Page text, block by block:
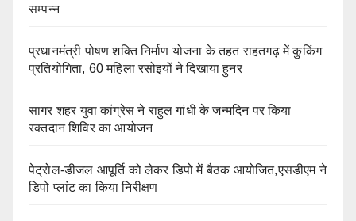
सम्पन्न
प्रधानमंत्री पोषण शक्ति निर्माण योजना के तहत राहतगढ़ में कुकिंग
प्रतियोगिता, 60 महिला रसोइयों ने दिखाया हुनर
सागर शहर युवा कांग्रेस ने राहुल गांधी के जन्मदिन पर किया
रक्तदान शिविर का आयोजन
पेट्रोल-डीजल आपूर्ति को लेकर डिपो में बैठक आयोजित,एसडीएम ने
डिपो प्लांट का किया निरीक्षण